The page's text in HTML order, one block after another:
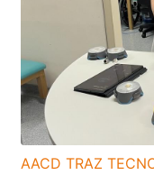
AACD TRAZ